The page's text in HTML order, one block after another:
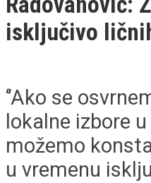
isključivo
‘’Ako se
lokalne izbore
možemo
u vremenu